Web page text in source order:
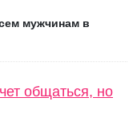
мужчинам в